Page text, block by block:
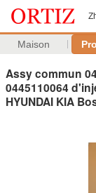
Maison
Assy commun
0445110064
HYUNDAI KIA